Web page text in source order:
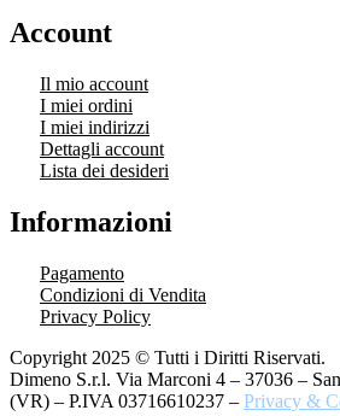
Account
Il mio account
I miei ordini
I miei indirizzi
Dettagli account
Lista dei desideri
Informazioni
Pagamento
Condizioni di Vendita
Privacy Policy
Copyright 2025 © Tutti i Diritti Riservati.
Dimeno S.r.l. Via Marconi 4 – 37036 –
(VR) – P.IVA 03716610237 – Privacy &